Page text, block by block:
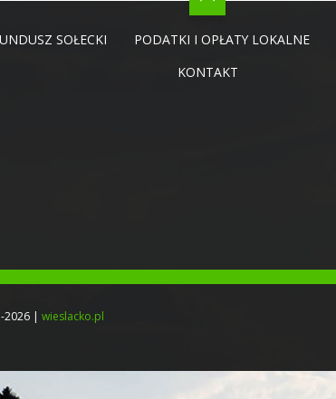
SOŁECKI PODATKI I OPŁATY LOKALNE
KONTAKT
2026 | wieslacko.pl